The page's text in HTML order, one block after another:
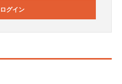
ログイン